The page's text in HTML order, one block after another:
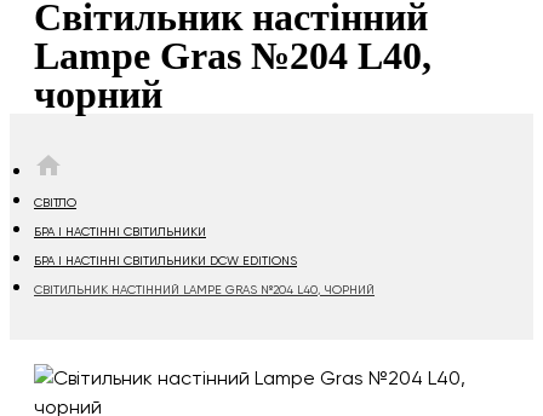
Світильник настінний
Lampe Gras №204 L40,
чорний
СВІТЛО
БРА І НАСТІННІ СВІТИЛЬНИКИ
БРА І НАСТІННІ СВІТИЛЬНИКИ DCW EDITIONS
СВІТИЛЬНИК НАСТІННИЙ LAMPE GRAS №204 L40, ЧОРНИЙ